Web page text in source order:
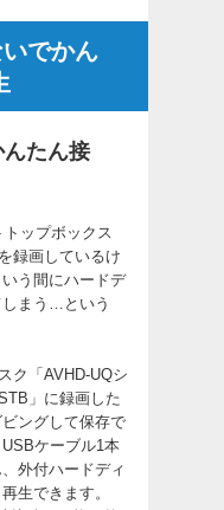
いでかん
たん接
トップボックス
録画しているけ
う間にハードデ
しまう…という
ク「AVHD-UQシ
」に録画した
ングして保存で
ケーブル1本
外付ハードディ
生できます。